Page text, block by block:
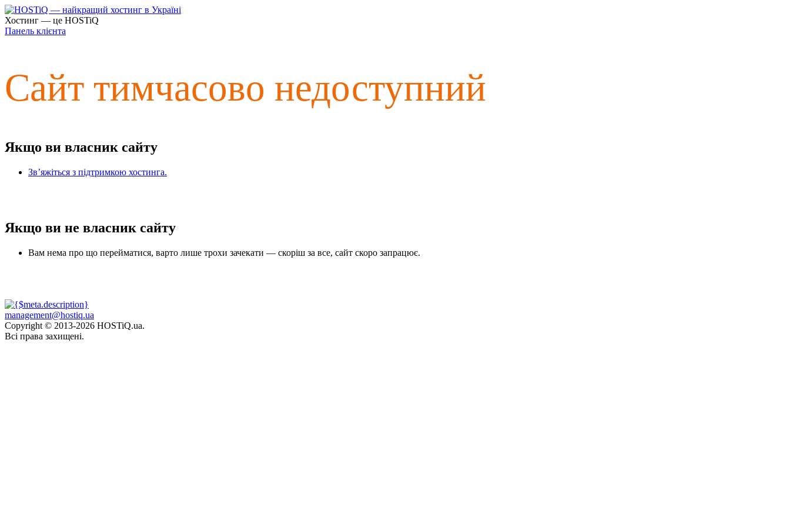
Хостинг — це HOSTiQ
Панель клієнта
Сайт тимчасово недоступний
Якщо ви власник сайту
Зв’яжіться з підтримкою хостинга.
Якщо ви не власник сайту
Вам нема про що перейматися, варто лише трохи зачекати — скоріш за все, сайт скоро запрацює.
management@hostiq.ua
Copyright © 2013-2026 HOSTiQ.ua.
Всі права захищені.